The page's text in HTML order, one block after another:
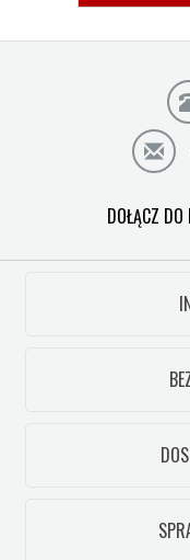
DOŁĄCZ DO